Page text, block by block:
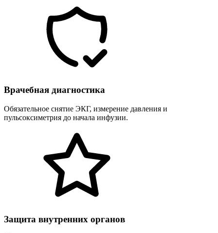
Врачебная диагностика
Обязательное снятие ЭКГ, измерение давления и
пульсоксиметрия до начала инфузии.
Защита внутренних органов